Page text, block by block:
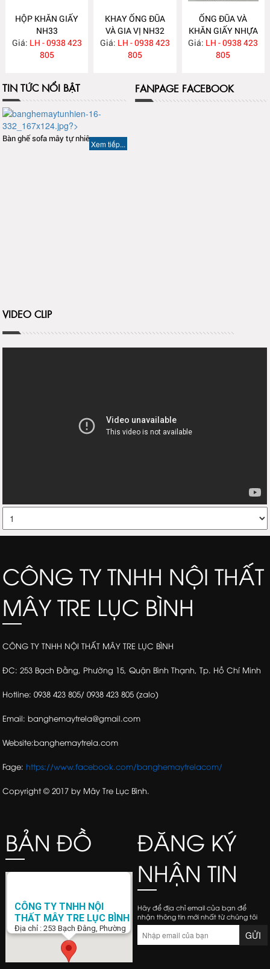
HỘP KHĂN GIẤY
NH33
Giá: LH - 0938 423
805
KHAY ỐNG ĐŨA
VÀ GIA VỊ NH32
Giá: LH - 0938 423
805
ỐNG ĐŨA VÀ
KHĂN GIẤY NHỰA
GIẢ MÂY NH31
Giá: LH - 0938 423
805
TIN TỨC NỔI BẬT
Bàn ghế sofa mây tự nhiên
Xem tiếp...
FANPAGE FACEBOOK
VIDEO CLIP
CÔNG TY TNHH NỘI THẤT
MÂY TRE LỤC BÌNH
CÔNG TY TNHH NỘI THẤT MÂY TRE LỤC BÌNH
ĐC: 253 Bạch Đằng, Phường 15, Quận Bình Thạnh, Tp. Hồ Chí Minh
Hotline: 0938 423 805/ 0938 423 805 (zalo)
Email: banghemaytrela@gmail.com
Website:banghemaytrela.com
Fage:https://www.facebook.com/banghemaytrelacom/
Copyright © 2017 by Mây Tre Lục Bình.
BẢN ĐỒ
CÔNG TY TNHH NỘI
THẤT MÂY TRE LỤC BÌNH
Địa chỉ : 253 Bạch Đằng, Phường
15, Q. Bình Thạnh, Tp. Hồ Chí Minh
Điện Thoại : 0938 423 805
banghemaytrela@gmail.com
ĐĂNG KÝ
NHẬN TIN
Hãy để địa chỉ email của bạn để
nhận thông tin mới nhất từ chúng tôi